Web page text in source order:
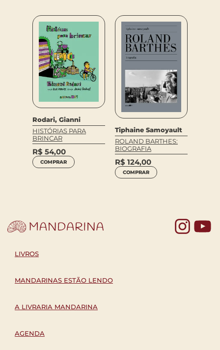
Rodari, Gianni
HISTÓRIAS PARA
BRINCAR
R$ 54,00
COMPRAR
Tiphaine Samoyault
ROLAND BARTHES:
BIOGRAFIA
R$ 124,00
COMPRAR
LIVROS
MANDARINAS ESTÃO LENDO
A LIVRARIA MANDARINA
AGENDA